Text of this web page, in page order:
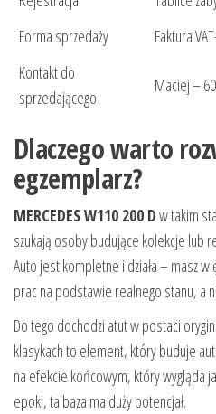
Forma sprzedaży
Faktura
Kontakt do
sprzedającego
Maciej –
Dlaczego warto
egzemplarz?
MERCEDES W110 200 Dw takim
szukają osoby budujące kolekcje lub
Auto jest kompletne i działa – masz
prac na podstawie realnego stanu, a
Do tego dochodzi atut w postaci
klasykach to element, który buduje
na efekcie końcowym, który wygląda
epoki, ta baza ma duży potencjał.